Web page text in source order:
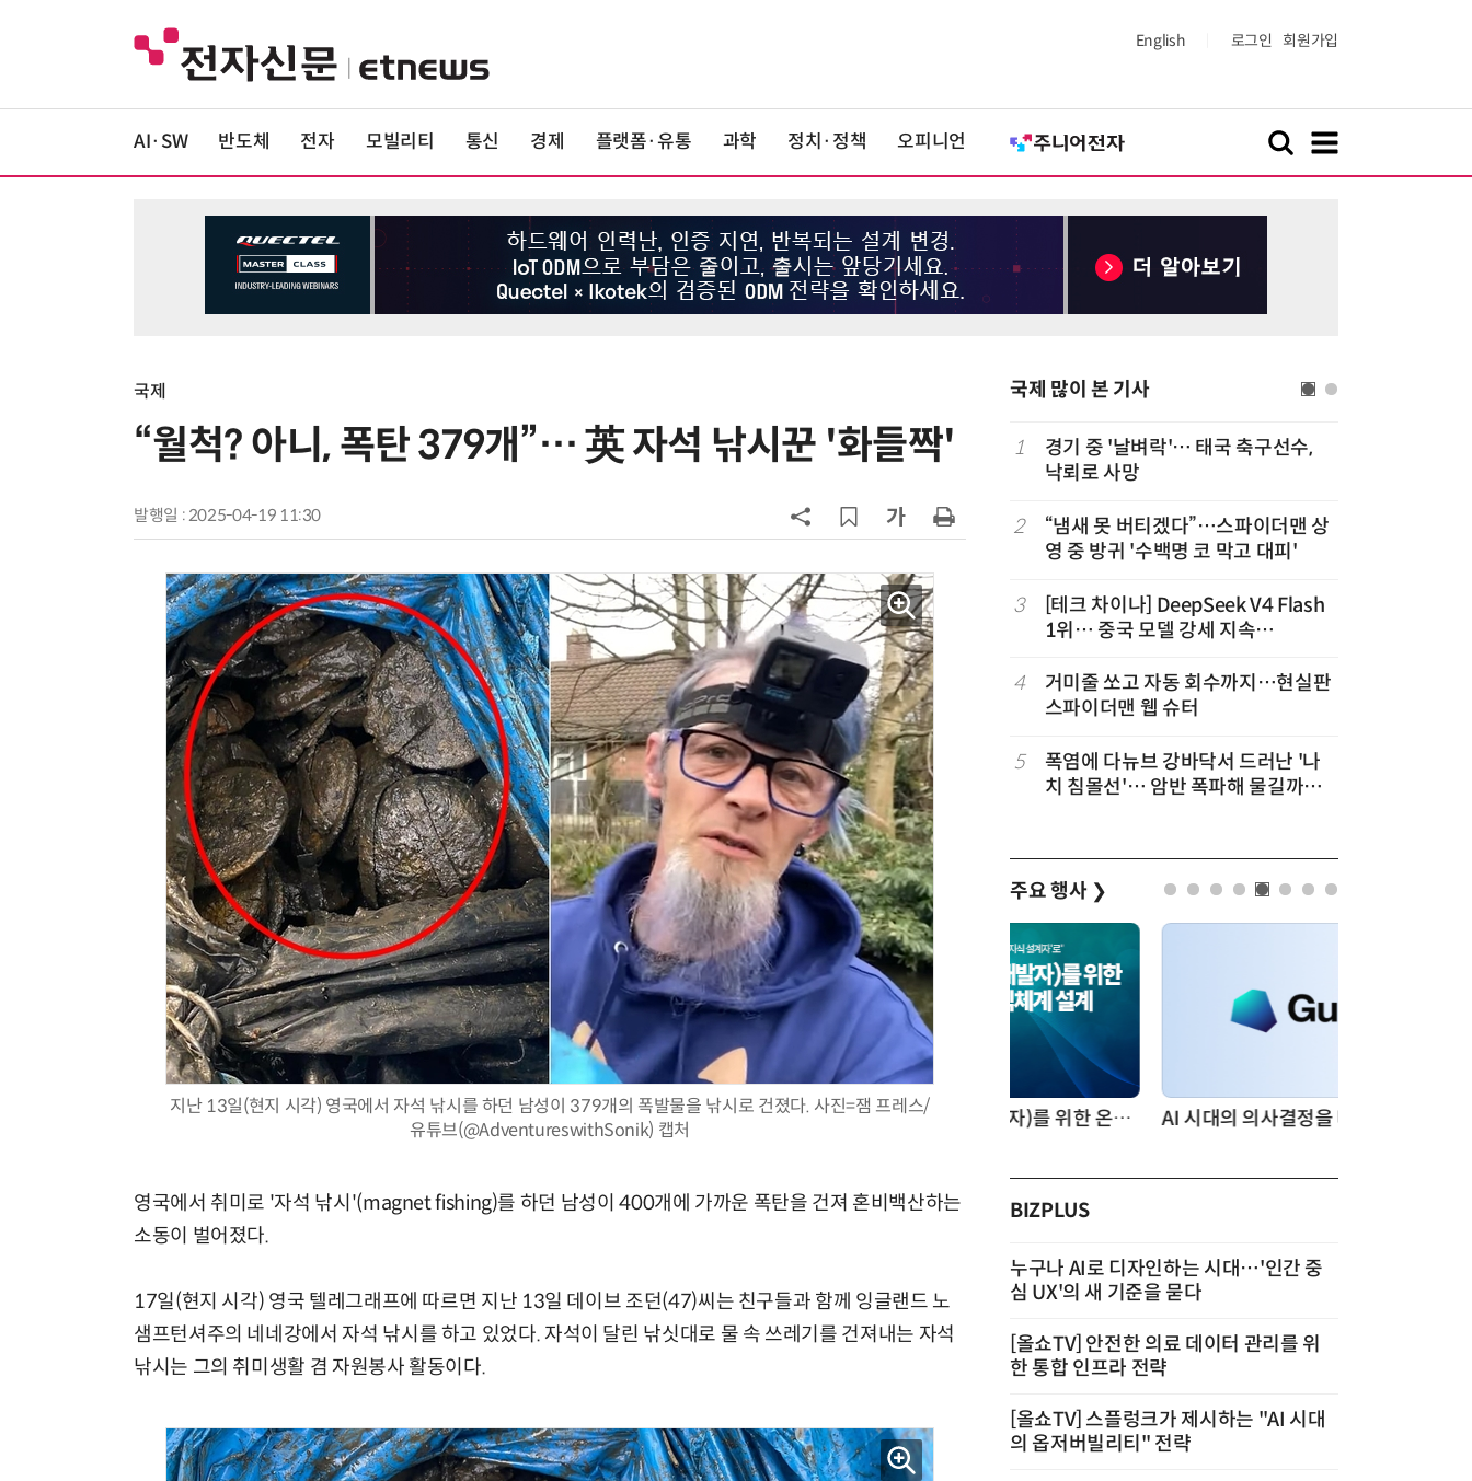
English 로그인 회원가입
AI·SW 반도체 전자 모빌리티 통신 경제 플랫폼·유통 과학 정치·정책 오피니언
국제
“월척? 아니, 폭탄 379개”… 英 자석 낚시꾼 '화들짝'
발행일 : 2025-04-19 11:30
지난 13일(현지 시각) 영국에서 자석 낚시를 하던 남성이 379개의 폭발물을 낚시로 건졌다. 사진=잼 프레스/
유튜브(@AdventureswithSonik) 캡처
영국에서 취미로 '자석 낚시'(magnet fishing)를 하던 남성이 400개에 가까운 폭탄을 건져 혼비백산하는
소동이 벌어졌다.
17일(현지 시각) 영국 텔레그래프에 따르면 지난 13일 데이브 조던(47)씨는 친구들과 함께 잉글랜드 노
샘프턴셔주의 네네강에서 자석 낚시를 하고 있었다. 자석이 달린 낚싯대로 물 속 쓰레기를 건져내는 자석
낚시는 그의 취미생활 겸 자원봉사 활동이다.
국제 많이 본 기사
6
삼전닉스 앞세운 한국, '1119억달
19세 공주도 입대…덴마크, 국방력
8
“韓, 향후 5년 메모리 최강국 유지…
엔비디아, HBM 독주 흔들”
9
日서 벤틀리 몰다 사고낸 유명 한국
인 인플루언서 체포… 7대 연쇄추돌
후 도망가
10 진정한 우정?…친구 구하려다 둘 다
의자 틈에 목이 낀 순간
1
경기 중 '날벼락'… 태국 축구선수,
낙뢰로 사망
2
“냄새 못 버티겠다”…스파이더맨 상
영 중 방귀 '수백명 코 막고 대피'
3
[테크 차이나] DeepSeek V4 Flash
1위… 중국 모델 강세 지속
순위)
4
거미줄 쏘고 자동 회수까지…현실판
스파이더맨 웹 슈터
5
폭염에 다뉴브 강바닥서 드러난 '나
치 침몰선'… 암반 폭파해 물길까지
주요 행사 ❯
체계화 된 데이터가 곧 AI 시대의 경쟁력이다 현업에서 바로 쓰는 "하네스 엔지니어링" 실습 교육 AI 시대의 의사결정을 바꾸는 수리최적화(Optimization): 실제 산업 적용 사례와 활용 전략
BIZPLUS
누구나 AI로 디자인하는 시대…'인간 중
심 UX'의 새 기준을 묻다
[올쇼TV] 안전한 의료 데이터 관리를 위
한 통합 인프라 전략
[올쇼TV] 스플렁크가 제시하는 "AI 시대
의 옵저버빌리티" 전략